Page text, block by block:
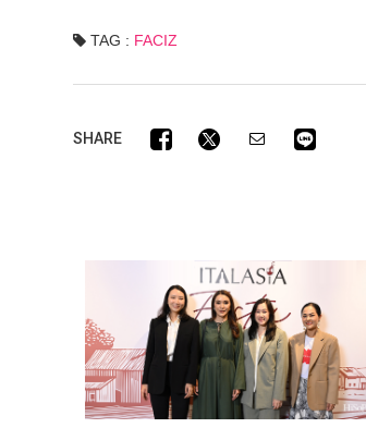
TAG : FACIZ
SHARE